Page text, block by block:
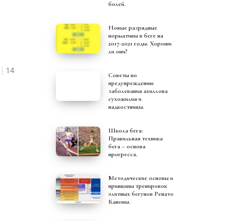
14
болей.
Новые разрядные
нормативы в беге на
2017-2021 годы. Хороши
ли они?
Советы по
предупреждению
заболевания ахиллова
сухожилия и
надкостницы.
Школа бега:
Правильная техника
бега – основа
прогресса.
Методические основы и
принципы тренировок
элитных бегунов Ренато
Кановы.